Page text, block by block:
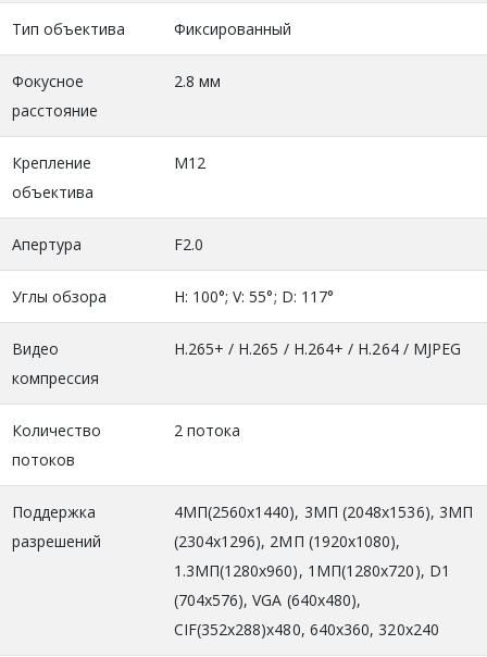
Тип объектива Фиксированный
Фокусное
расстояние
2.8 мм
Крепление
объектива
М12
Апертура F2.0
Углы обзора H: 100°; V: 55°; D: 117°
Видео
компрессия
H.265+ / H.265 / H.264+ / H.264 / MJPEG
Количество
потоков
2 потока
Поддержка
разрешений
4МП(2560х1440), 3MП (2048x1536), 3MП
(2304x1296), 2МП (1920x1080),
1.3MП(1280x960), 1МП(1280x720), D1
(704x576), VGA (640x480),
CIF(352x288)х480, 640х360, 320х240